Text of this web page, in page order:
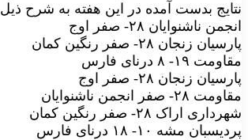
نتایج بدست آمده در این هفته به شرح
انجمن ناشنوایان ۲۸- صفر اوج
پارسیان زنجان ۲۸- صفر رنگین کمان
مقاومت ۱۹- ۸ درنای فارس
پارسیان زنجان ۲۸- صفر اوج
مقاومت ۲۸- صفر انجمن ناشنوایان
شهرداری اراک ۲۸- صفر رنگین کمان
پردیسبان مشه ۱۰- ۱۸ درنای فارس